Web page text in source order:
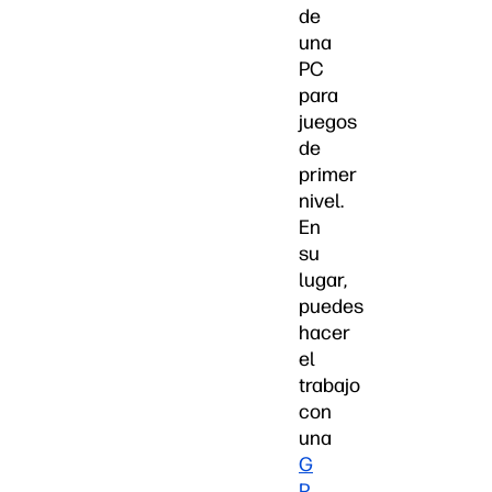
de
una
PC
para
juegos
de
primer
nivel.
En
su
lugar,
puedes
hacer
el
trabajo
con
una
G